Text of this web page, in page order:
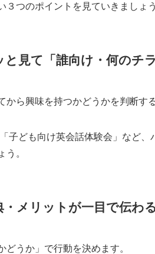
３つのポイントを見ていきましょう
見て「誰向け・何のチ
から興味を持つかどうかを判断す
子ども向け英会話体験会」など
う。
メリットが一目で伝わ
どうか」で行動を決めます。